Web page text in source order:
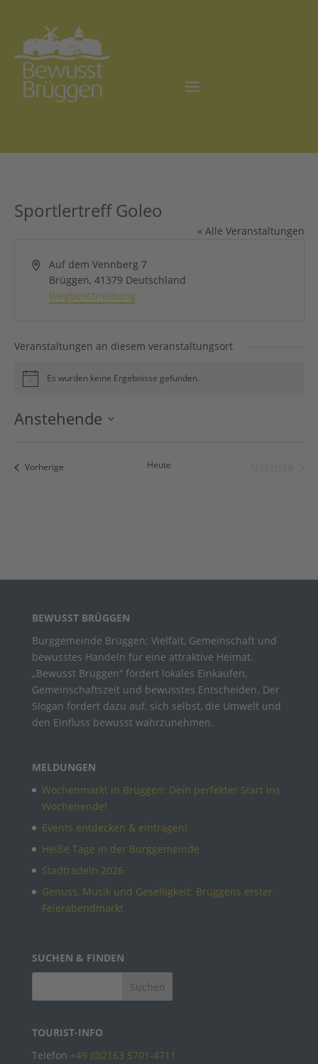
Sportlertreff Goleo
« Alle Veranstaltungen
AdresseAuf dem Vennberg 7
Brüggen, 41379 Deutschland
Wegbeschreibung
Veranstaltungen an diesem veranstaltungsort
HinweisEs wurden keine Ergebnisse gefunden.
Anstehende
VorherigeVeranstaltungen Heute
BEWUSST BRÜGGEN
Burggemeinde Brüggen: Vielfalt, Gemeinschaft und
bewusstes Handeln für eine attraktive Heimat.
„Bewusst Brüggen“ fördert lokales Einkaufen,
Gemeinschaftszeit und bewusstes Entscheiden. Der
Slogan fordert dazu auf, sich selbst, die Umwelt und
den Einfluss bewusst wahrzunehmen.
MELDUNGEN
Wochenmarkt in Brüggen: Dein perfekter Start ins
Wochenende!
Events entdecken & eintragen!
Heiße Tage in der Burggemeinde
Stadtradeln 2026
Genuss, Musik und Geselligkeit: Brüggens erster
Feierabendmarkt
SUCHEN & FINDEN
TOURIST-INFO
Telefon +49 (0)2163 5701-4711